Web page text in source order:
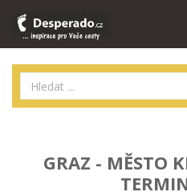
GRAZ - MĚSTO